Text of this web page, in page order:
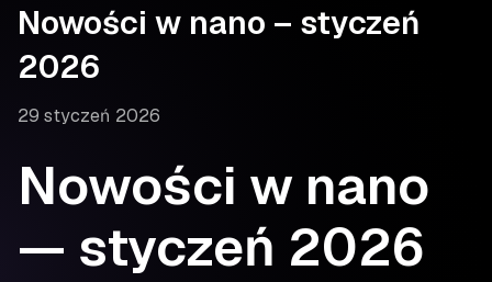
Nowości w nano – styczeń
2026
29 styczeń 2026
Nowości w nano
— styczeń 2026